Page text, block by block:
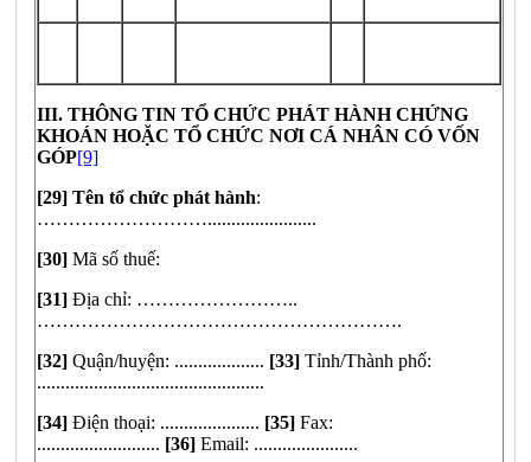
III. THÔNG TIN TỔ CHỨC PHÁT HÀNH CHỨNG
KHOÁN HOẶC TỔ CHỨC NƠI CÁ NHÂN CÓ VỐN
GÓP[9]
[29] Tên tổ chức phát hành:
……………………….......................
[30] Mã số thuế:
[31] Địa chỉ: ……………………..
………………………………………………….
[32] Quận/huyện: ................... [33] Tỉnh/Thành phố:
................................................
[34] Điện thoại: ..................... [35] Fax:
.......................... [36] Email: ......................